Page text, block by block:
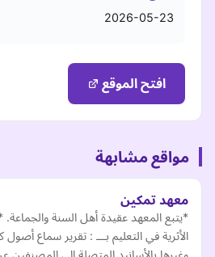
2026-05-23
افتح الموقع
مواقع مشابهة
معهد تمكين
*يتبع المعهد عقيدة أهل السنة والجماعة.
الأثرية في التعليم بـــ : تقرير سماع